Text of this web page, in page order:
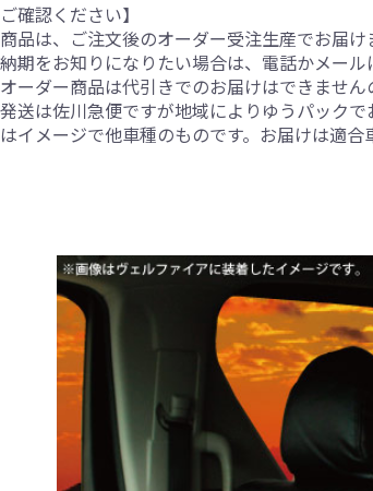
確認ください】
品は、ご注文後のオーダー受注生産でお届け
期をお知りになりたい場合は、電話かメール
ーダー商品は代引きでのお届けはできませ
送は佐川急便ですが地域によりゆうパックで
はイメージで他車種のものです。お届けは適合